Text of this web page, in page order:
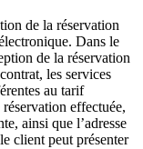
de la réservation
Dans le
de la réservation
les services
au tarif
effectuée,
ainsi que l’adresse
client peut présenter